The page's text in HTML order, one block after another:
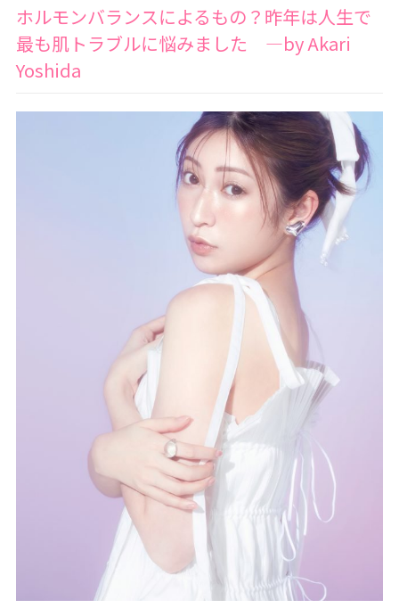
ホルモンバランスによるもの？昨年は人生で
最も肌トラブルに悩みました ―by Akari
Yoshida